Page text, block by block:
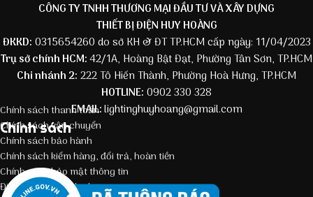
CÔNG TY TNHH THƯƠNG MẠI ĐẦU TƯ VÀ XÂY DỰNG
THIẾT BỊ ĐIỆN HUY HOÀNG
ĐKKD: 0315654260 do sở KH & ĐT TP.HCM cấp ngày: 11/04/2023
Trụ sở chính HCM:42/1A, Hoàng Bật Đạt, Phường Tân Sơn, TP.HCM
Chi nhánh 2: 222 Tô Hiến Thành, Phường Hoà Hưng, TP.HCM
HOTLINE: 0902 330 328
EMAIL:lightinghuyhoang@gmail.com
Chính sách
Chính sách thanh toán
Chính sách vận chuyển
Chính sách bảo hành
Chính sách kiểm hàng, đổi trả, hoàn tiền
Chính sách bảo mật thông tin
Điều kiện giao dịch chung